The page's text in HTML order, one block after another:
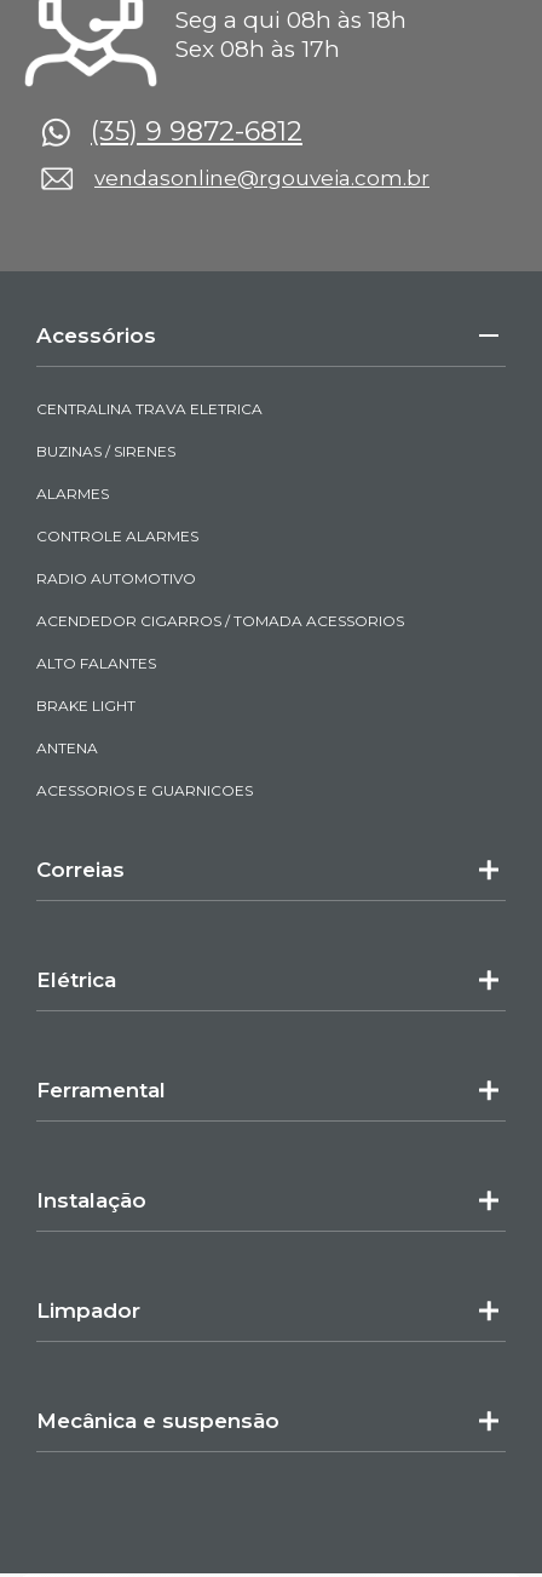
Seg a qui 08h às 18h
Sex 08h às 17h
(35) 9 9872-6812
vendasonline@rgouveia.com.br
Acessórios
CENTRALINA TRAVA ELETRICA
BUZINAS / SIRENES
ALARMES
CONTROLE ALARMES
RADIO AUTOMOTIVO
ACENDEDOR CIGARROS / TOMADA ACESSORIOS
ALTO FALANTES
BRAKE LIGHT
ANTENA
ACESSORIOS E GUARNICOES
Correias
Elétrica
Ferramental
Instalação
Limpador
Mecânica e suspensão